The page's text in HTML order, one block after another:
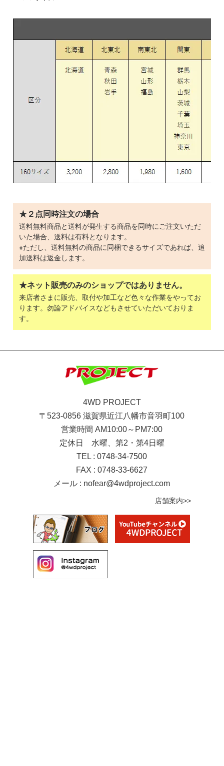
★２点同時注文の場合
送料無料商品と送料が発生する商品を同時にご注文いただ
いた場合、送料は有料となります。
※ただし、送料無料の商品に同梱できるサイズであれば、追
加送料は返金します。
★ネット販売のみのショップではありません。
来店者さまに販売、取付や加工など色々な作業をやってお
ります。勿論アドバイスなどもさせていただいておりま
す。
4WD PROJECT
〒523-0856 滋賀県近江八幡市音羽町100
営業時間 AM10:00～PM7:00
定休日 水曜、第2・第4日曜
TEL : 0748-34-7500
FAX : 0748-33-6627
メール : nofear@4wdproject.com
店舗案内>>